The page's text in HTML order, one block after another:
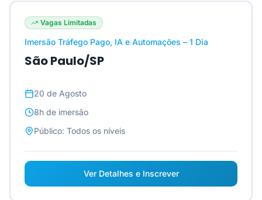
Vagas Limitadas
Imersão Tráfego Pago, IA e Automações – 1 Dia
São Paulo/SP
20 de Agosto
8h de imersão
Público: Todos os níveis
Ver Detalhes e Inscrever